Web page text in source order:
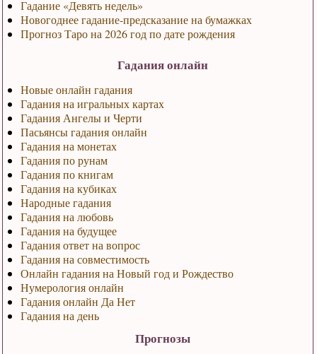
Гадание «Девять недель»
Новогоднее гадание-предсказание на бумажках
Прогноз Таро на 2026 год по дате рождения
Гадания онлайн
Новые онлайн гадания
Гадания на игральных картах
Гадания Ангелы и Черти
Пасьянсы гадания онлайн
Гадания на монетах
Гадания по рунам
Гадания по книгам
Гадания на кубиках
Народные гадания
Гадания на любовь
Гадания на будущее
Гадания ответ на вопрос
Гадания на совместимость
Онлайн гадания на Новый год и Рождество
Нумерология онлайн
Гадания онлайн Да Нет
Гадания на день
Прогнозы